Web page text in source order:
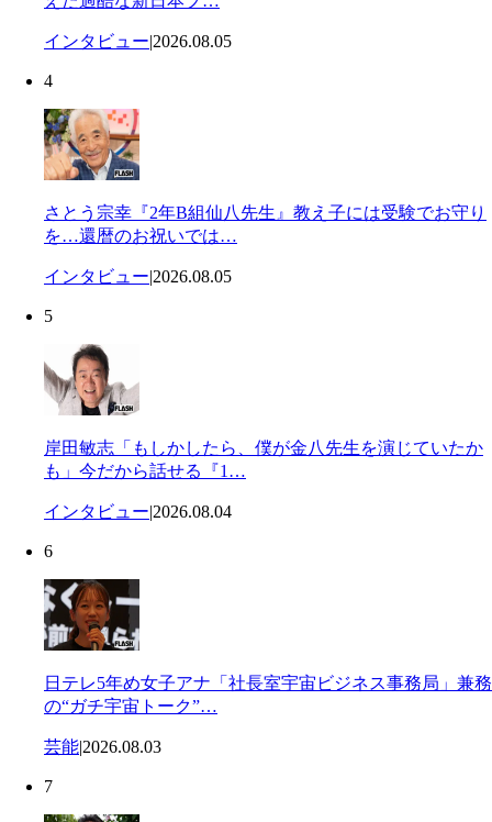
インタビュー|2026.08.05
4
さとう宗幸『2年B組仙八先生』教え子には受験でお守り
を…還暦のお祝いでは…
インタビュー|2026.08.05
5
岸田敏志「もしかしたら、僕が金八先生を演じていたか
も」今だから話せる『1…
インタビュー|2026.08.04
6
日テレ5年め女子アナ「社長室宇宙ビジネス事務局」兼務
の“ガチ宇宙トーク”…
芸能|2026.08.03
7